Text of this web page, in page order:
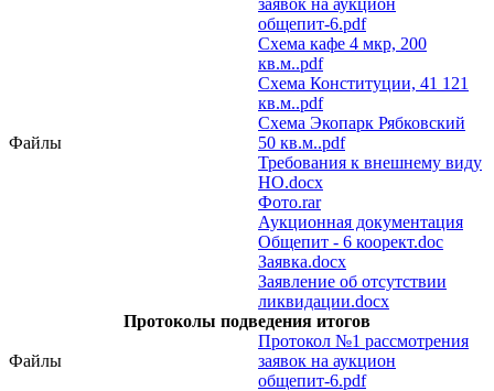
Файлы
общепит-6.pdf
Схема кафе 4 мкр, 200
кв.м..pdf
Схема Конституции, 41 121
кв.м..pdf
Схема Экопарк Рябковский
50 кв.м..pdf
Требования к внешнему виду
НО.docx
Фото.rar
Аукционная документация
Общепит - 6 коорект.doc
Заявка.docx
Заявление об отсутствии
ликвидации.docx
Протоколы подведения итогов
Файлы
Протокол №1 рассмотрения
заявок на аукцион
общепит-6.pdf